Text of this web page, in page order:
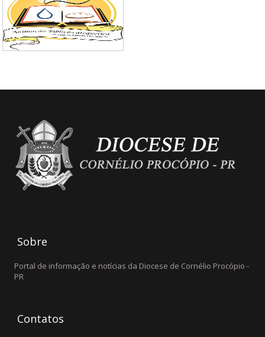
Sobre
Portal de informação e notícias da Diocese de Cornélio Procópio -
PR
Contatos